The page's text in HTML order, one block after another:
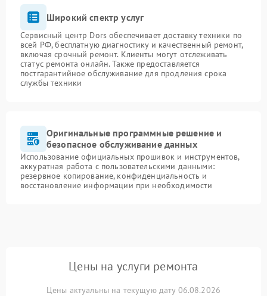
Широкий спектр услуг
Сервисный центр Dors обеспечивает доставку техники по
всей РФ, бесплатную диагностику и качественный ремонт,
включая срочный ремонт. Клиенты могут отслеживать
статус ремонта онлайн. Также предоставляется
постгарантийное обслуживание для продления срока
службы техники
Оригинальные программные решение и
безопасное обслуживание данных
Использование официальных прошивок и инструментов,
аккуратная работа с пользовательскими данными:
резервное копирование, конфиденциальность и
восстановление информации при необходимости
Цены на услуги ремонта
Цены актуальны на текущую дату 06.08.2026